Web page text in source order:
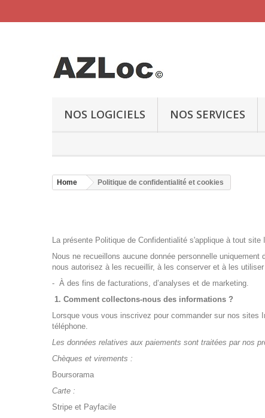
NOS LOGICIELS NOS SERVICES
Home Politique de confidentialité et cookies
La présente Politique de Confidentialité s'applique à tout
Nous ne recueillons aucune donnée personnelle
nous autorisez à les recueillir, à les conserver et à les utiliser
- À des fins de facturations, d’analyses et de marketing.
1. Comment collectons-nous des informations ?
Lorsque vous vous inscrivez pour commander sur nos
téléphone.
Les données relatives aux paiements sont traitées par nos
Chèques et virements :
Boursorama
Carte :
Stripe et Payfacile